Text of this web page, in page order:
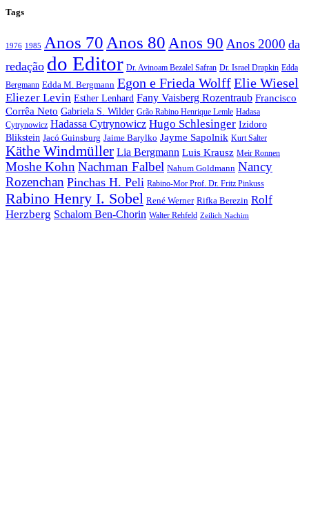
Tags
1976 1985 Anos 70 Anos 80 Anos 90 Anos 2000 da
redação do Editor Dr. Avinoam Bezalel Safran Dr. Israel Drapkin Edda
Bergmann Edda M. Bergmann Egon e Frieda WolffElie Wiesel
Eliezer Levin Esther Lenhard Fany Vaisberg Rozentraub Francisco
Corrêa Neto Gabriela S. Wilder Grão Rabino Henrique Lemle Hadasa
Cytrynowicz Hadassa Cytrynowicz Hugo Schlesinger Izidoro
Blikstein Jacó Guinsburg Jaime Barylko Jayme Sapolnik Kurt Salter
Käthe Windmüller Lia Bergmann Luis Krausz Meir Ronnen
Moshe Kohn Nachman Falbel Nahum Goldmann Nancy
Rozenchan Pinchas H. Peli Rabino-Mor Prof. Dr. Fritz Pinkuss
Rabino Henry I. Sobel René Werner Rifka Berezin Rolf
Herzberg Schalom Ben-Chorin Walter Rehfeld Zeilich Nachim